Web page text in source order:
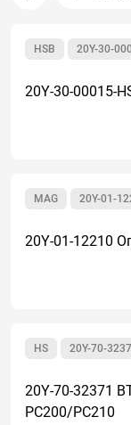
20Y-30-
HSB
20Y-30-00015-
20Y-01-
MAG
20Y-01-12210
20Y-70-
HS
20Y-70-32371
PC200/PC210